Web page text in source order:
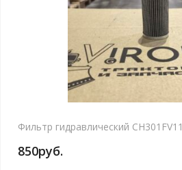
Фильтр гидравлический CH301FV11
850руб.